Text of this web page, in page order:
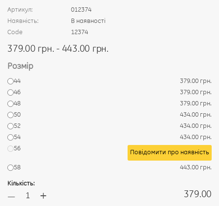
Артикул:
012374
Наявність:
В наявності
Code
12374
379.00 грн. - 443.00 грн.
Розмір
44
379.00 грн.
46
379.00 грн.
48
379.00 грн.
50
434.00 грн.
52
434.00 грн.
54
434.00 грн.
56
Повідомити про наявність
58
443.00 грн.
Кількість:
— + 379.00